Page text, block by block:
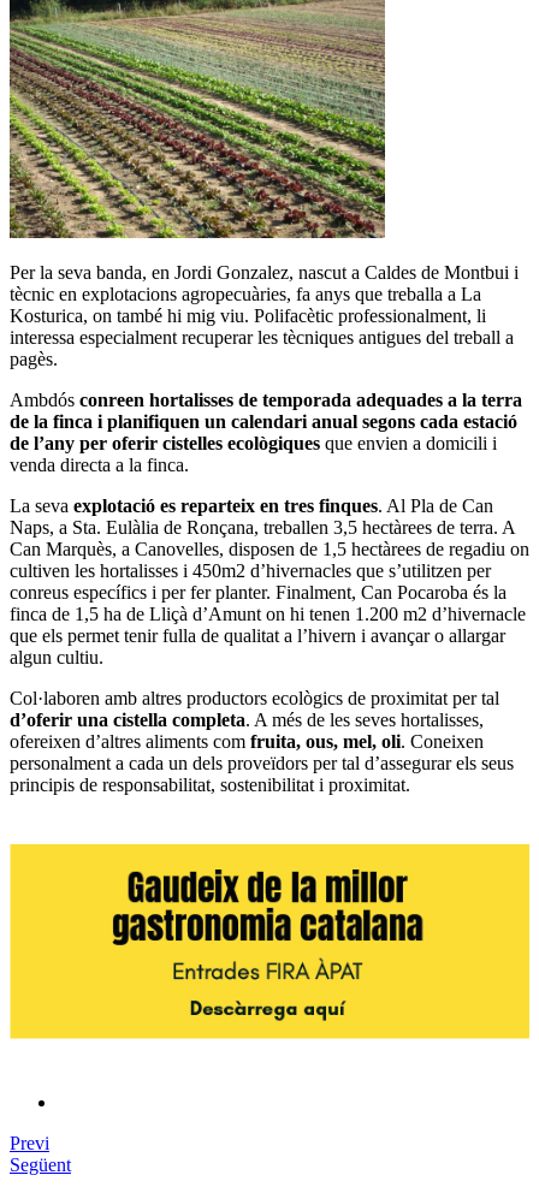
Per la seva banda, en Jordi Gonzalez, nascut a Caldes de Montbui i
tècnic en explotacions agropecuàries, fa anys que treballa a La
Kosturica, on també hi mig viu. Polifacètic professionalment, li
interessa especialment recuperar les tècniques antigues del treball a
pagès.
Ambdós conreen hortalisses de temporada adequades a la terra
de la finca i planifiquen un calendari anual segons cada estació
de l’any per oferir cistelles ecològiques que envien a domicili i
venda directa a la finca.
La seva explotació es reparteix en tres finques. Al Pla de Can
Naps, a Sta. Eulàlia de Ronçana, treballen 3,5 hectàrees de terra. A
Can Marquès, a Canovelles, disposen de 1,5 hectàrees de regadiu on
cultiven les hortalisses i 450m2 d’hivernacles que s’utilitzen per
conreus específics i per fer planter. Finalment, Can Pocaroba és la
finca de 1,5 ha de Lliçà d’Amunt on hi tenen 1.200 m2 d’hivernacle
que els permet tenir fulla de qualitat a l’hivern i avançar o allargar
algun cultiu.
Col·laboren amb altres productors ecològics de proximitat per tal
d’oferir una cistella completa. A més de les seves hortalisses,
ofereixen d’altres aliments com fruita, ous, mel, oli. Coneixen
personalment a cada un dels proveïdors per tal d’assegurar els seus
principis de responsabilitat, sostenibilitat i proximitat.
Previ
Següent